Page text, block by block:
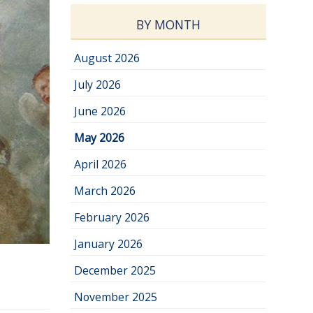
BY MONTH
August 2026
July 2026
June 2026
May 2026
April 2026
March 2026
February 2026
January 2026
December 2025
November 2025